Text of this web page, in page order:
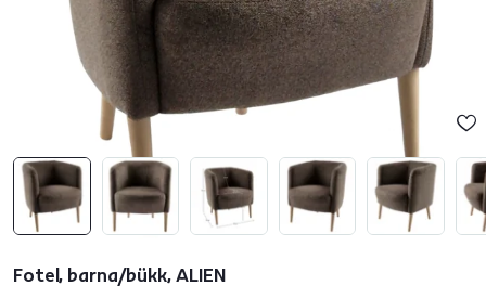
Fotel, barna/bükk, ALIEN